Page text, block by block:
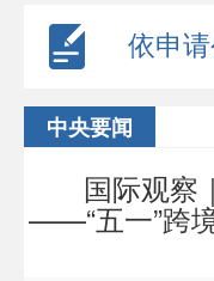
依申
中央要闻
国际观
——“五一”跨